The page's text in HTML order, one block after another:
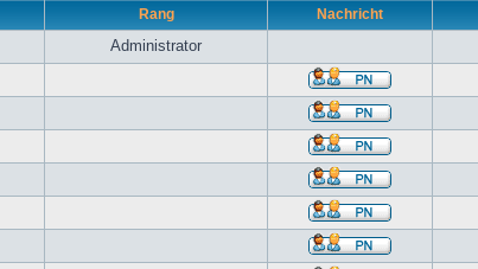
Rang Nachricht
Administrator